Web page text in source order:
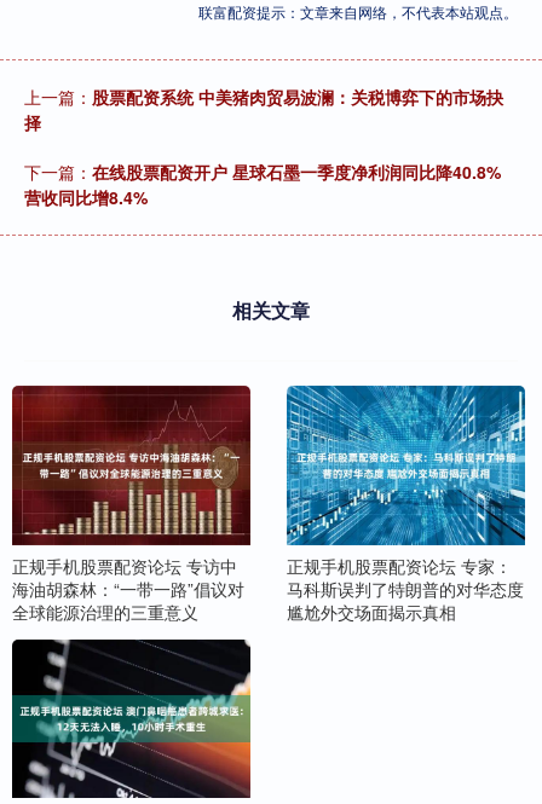
联富配资提示：文章来自网络，不代表本站观点。
上一篇： 股票配资系统 中美猪肉贸易波澜：关税博弈下的市场抉
择
下一篇： 在线股票配资开户 星球石墨一季度净利润同比降40.8%
营收同比增8.4%
相关文章
正规手机股票配资论坛 专访中
海油胡森林：“一带一路”倡议对
全球能源治理的三重意义
正规手机股票配资论坛 专家：
马科斯误判了特朗普的对华态度
尴尬外交场面揭示真相